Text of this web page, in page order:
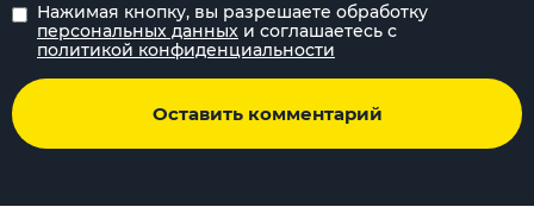
Нажимая кнопку, вы разрешаете обработку
персональных данных и соглашаетесь с
политикой конфиденциальности
Оставить комментарий